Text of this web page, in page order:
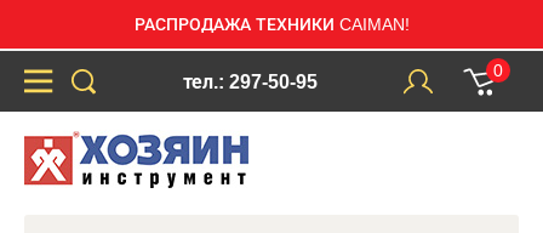
РАСПРОДАЖА ТЕХНИКИ CAIMAN!
тел.: 297-50-95
0